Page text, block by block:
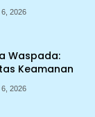
2026
Waspada:
Keamanan
2026